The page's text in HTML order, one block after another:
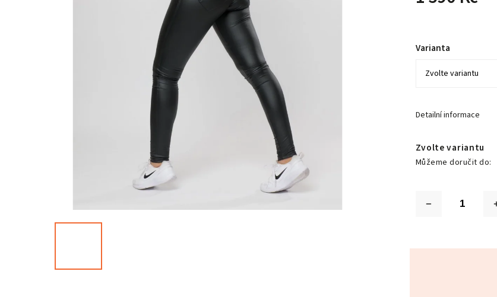
Zvolte variantu
Můžeme doručit do:
Varianta
Detailní informace